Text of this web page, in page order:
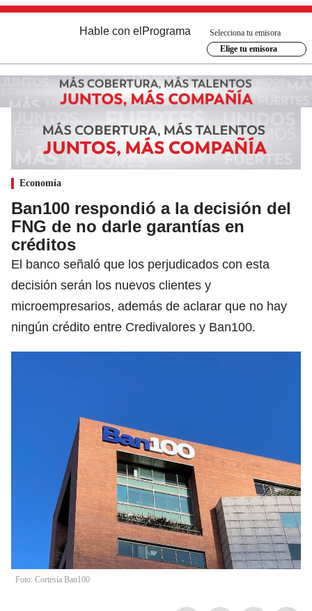
Hable con el Programa
Selecciona tu emisora
Elige tu emisora
Economía
Ban100 respondió a la decisión del
FNG de no darle garantías en
créditos
El banco señaló que los perjudicados con esta
decisión serán los nuevos clientes y
microempresarios, además de aclarar que no hay
ningún crédito entre Credivalores y Ban100.
Foto: Cortesía Ban100